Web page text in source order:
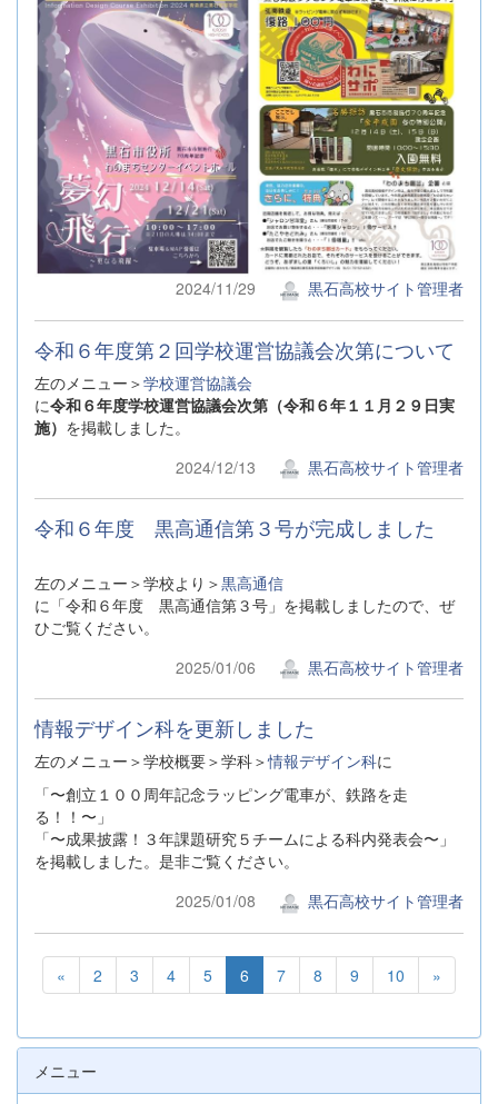
2024/11/29 黒石高校サイト管理者
令和６年度第２回学校運営協議会次第について
左のメニュー＞学校運営協議会
に令和６年度学校運営協議会次第（令和６年１１月２９日実
施） を掲載しました。
2024/12/13
黒石高校サイト管理者
令和６年度 黒高通信第３号が完成しました
左のメニュー＞学校より＞黒高通信
に「令和６年度 黒高通信第３号」を掲載しましたので、ぜ
ひご覧ください。
2025/01/06
黒石高校サイト管理者
情報デザイン科を更新しました
左のメニュー＞学校概要＞学科＞情報デザイン科に
「〜創立１００周年記念ラッピング電車が、鉄路を走
る！！〜」
「〜成果披露！３年課題研究５チームによる科内発表会〜」
を掲載しました。是非ご覧ください。
2025/01/08
黒石高校サイト管理者
« 2 3 4 5 6 7 8 9 10 »
メニュー